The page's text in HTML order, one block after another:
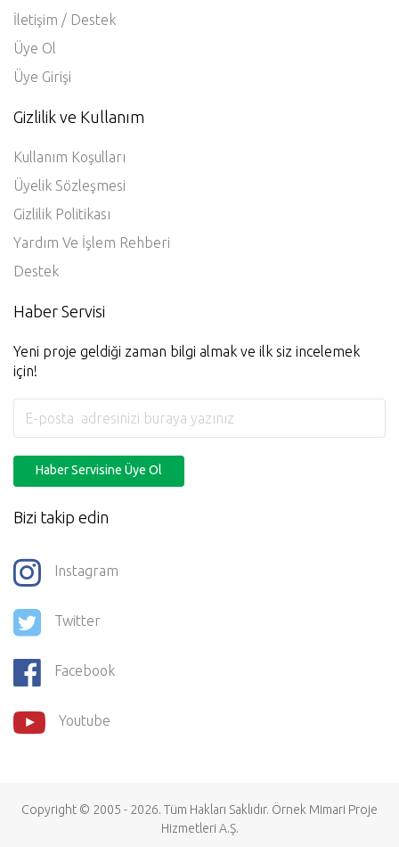
İletişim / Destek
Üye Ol
Üye Girişi
Gizlilik ve Kullanım
Kullanım Koşulları
Üyelik Sözleşmesi
Gizlilik Politikası
Yardım Ve İşlem Rehberi
Destek
Haber Servisi
Yeni proje geldiği zaman bilgi almak ve ilk siz incelemek
için!
Haber Servisine Üye Ol
Bizi takip edin
Instagram
Twitter
Facebook
Youtube
Copyright © 2005 - 2026. Tüm Hakları Saklıdır. Örnek Mimari Proje
Hizmetleri A.Ş.